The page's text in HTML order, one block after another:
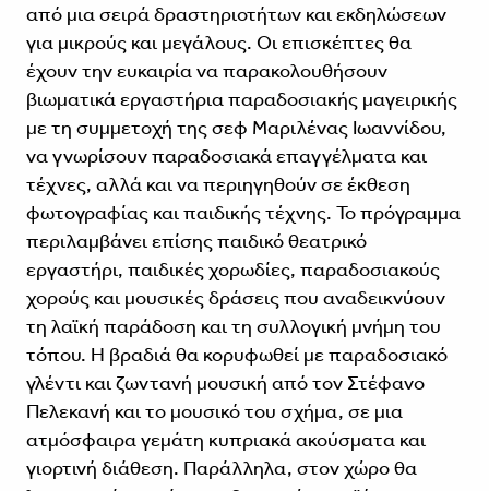
από μια σειρά δραστηριοτήτων και εκδηλώσεων
για μικρούς και μεγάλους. Οι επισκέπτες θα
έχουν την ευκαιρία να παρακολουθήσουν
βιωματικά εργαστήρια παραδοσιακής μαγειρικής
με τη συμμετοχή της σεφ Μαριλένας Ιωαννίδου,
να γνωρίσουν παραδοσιακά επαγγέλματα και
τέχνες, αλλά και να περιηγηθούν σε έκθεση
φωτογραφίας και παιδικής τέχνης. Το πρόγραμμα
περιλαμβάνει επίσης παιδικό θεατρικό
εργαστήρι, παιδικές χορωδίες, παραδοσιακούς
χορούς και μουσικές δράσεις που αναδεικνύουν
τη λαϊκή παράδοση και τη συλλογική μνήμη του
τόπου. Η βραδιά θα κορυφωθεί με παραδοσιακό
γλέντι και ζωντανή μουσική από τον Στέφανο
Πελεκανή και το μουσικό του σχήμα, σε μια
ατμόσφαιρα γεμάτη κυπριακά ακούσματα και
γιορτινή διάθεση. Παράλληλα, στον χώρο θα